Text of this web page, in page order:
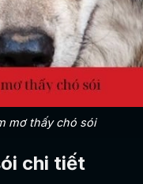
mơ thấy chó sói
chi tiết